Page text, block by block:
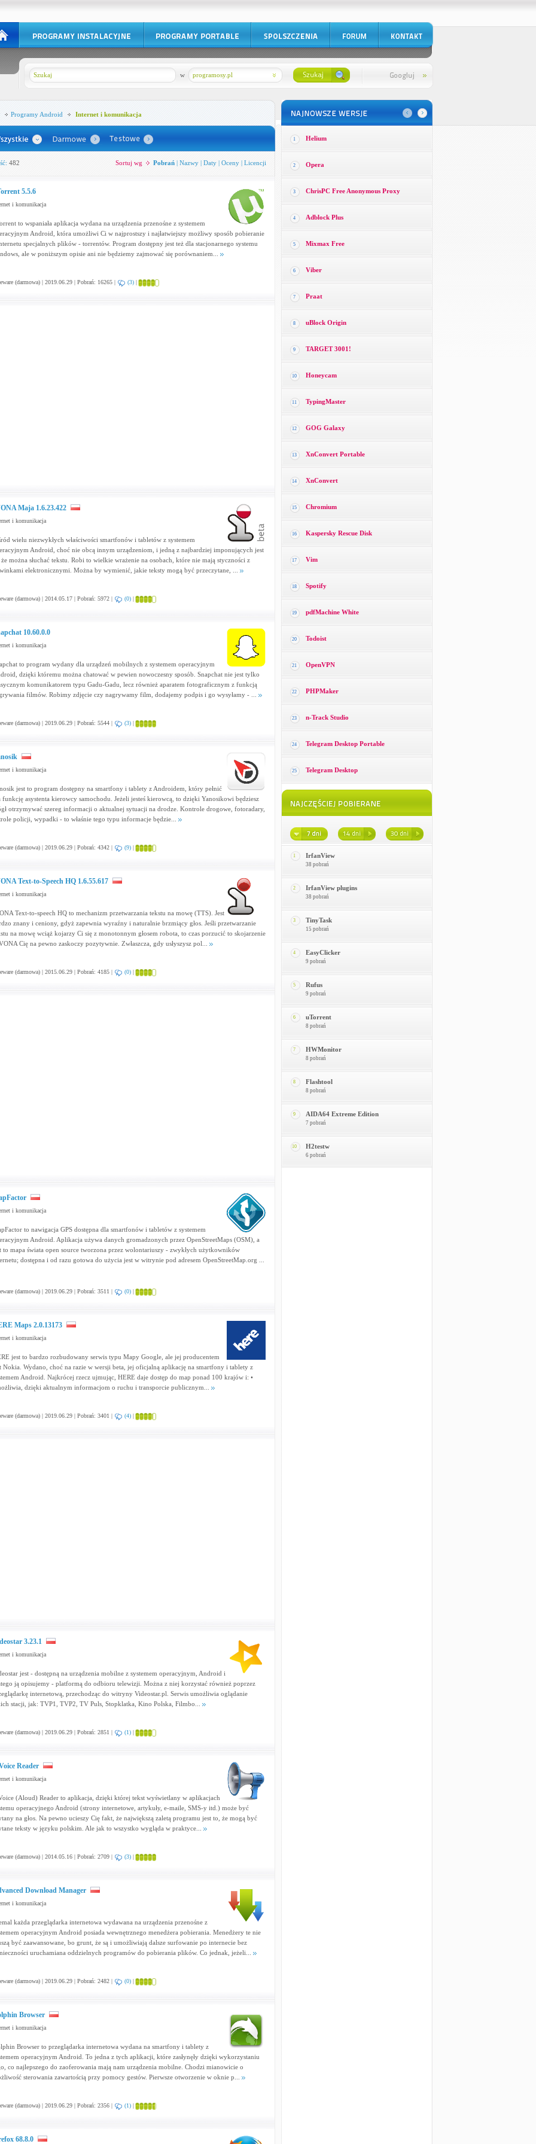
programosy.pl
w
ProgramyAndroid Internet i komunikacja
482 Sortuj wg Pobrań| Nazwy| Daty| Oceny| Licencji
5.5.6
i komunikacja
to wspaniała aplikacja wydana na urządzenia przenośne z systemem
Android, która umożliwi Ci w najprostszy i najłatwiejszy możliwy sposób pobieranie
specjalnych plików - torrentów. Program dostępny jest też dla stacjonarnego systemu
ale w poniższym opisie ani nie będziemy zajmować się porównaniem...
(darmowa) | 2019.06.29 | Pobrań: 16265 | (3)|
Maja 1.6.23.422
i komunikacja
wielu niezwykłych właściwości smartfonów i tabletów z systemem
Android, choć nie obcą innym urządzeniom, i jedną z najbardziej imponujących jest
można słuchać tekstu. Robi to wielkie wrażenie na osobach, które nie mają styczności z
elektronicznymi. Można by wymienić, jakie teksty mogą być przeczytane, ...
(darmowa) | 2014.05.17 | Pobrań: 5972 | (0)|
10.60.0.0
i komunikacja
to program wydany dla urządzeń mobilnych z systemem operacyjnym
dzięki któremu można chatować w pewien nowoczesny sposób. Snapchat nie jest tylko
komunikatorem typu Gadu-Gadu, lecz również aparatem fotograficznym z funkcją
filmów. Robimy zdjęcie czy nagrywamy film, dodajemy podpis i go wysyłamy - ...
(darmowa) | 2019.06.29 | Pobrań: 5544 | (3)|
i komunikacja
jest to program dostępny na smartfony i tablety z Androidem, który pełnić
funkcję asystenta kierowcy samochodu. Jeżeli jesteś kierowcą, to dzięki Yanosikowi będziesz
otrzymywać szereg informacji o aktualnej sytuacji na drodze. Kontrole drogowe, fotoradary,
policji, wypadki - to właśnie tego typu informacje będzie...
(darmowa) | 2019.06.29 | Pobrań: 4342 | (9)|
Text-to-Speech HQ 1.6.55.617
i komunikacja
Text-to-speech HQ to mechanizm przetwarzania tekstu na mowę (TTS). Jest
znany i ceniony, gdyż zapewnia wyraźny i naturalnie brzmiący głos. Jeśli przetwarzanie
na mowę wciąż kojarzy Ci się z monotonnym głosem robota, to czas porzucić to skojarzenie
Cię na pewno zaskoczy pozytywnie. Zwłaszcza, gdy usłyszysz pol...
(darmowa) | 2015.06.29 | Pobrań: 4185 | (0)|
i komunikacja
to nawigacja GPS dostępna dla smartfonów i tabletów z systemem
Android. Aplikacja używa danych gromadzonych przez OpenStreetMaps (OSM), a
to mapa świata open source tworzona przez wolontariuszy - zwykłych użytkowników
dostępna i od razu gotowa do użycia jest w witrynie pod adresem OpenStreetMap.org ...
(darmowa) | 2019.06.29 | Pobrań: 3511 | (0)|
Maps 2.0.13173
i komunikacja
jest to bardzo rozbudowany serwis typu Mapy Google, ale jej producentem
Nokia. Wydano, choć na razie w wersji beta, jej oficjalną aplikację na smartfony i tablety z
Android. Najkrócej rzecz ujmując, HERE daje dostęp do map ponad 100 krajów i: •
dzięki aktualnym informacjom o ruchu i transporcie publicznym...
(darmowa) | 2019.06.29 | Pobrań: 3401 | (4)|
3.23.1
i komunikacja
jest - dostępną na urządzenia mobilne z systemem operacyjnym, Android i
ją opisujemy - platformą do odbioru telewizji. Można z niej korzystać również poprzez
internetową, przechodząc do witryny Videostar.pl. Serwis umożliwia oglądanie
stacji, jak: TVP1, TVP2, TV Puls, Stopklatka, Kino Polska, Filmbo...
(darmowa) | 2019.06.29 | Pobrań: 2851 | (1)|
Reader
i komunikacja
(Aloud) Reader to aplikacja, dzięki której tekst wyświetlany w aplikacjach
operacyjnego Android (strony internetowe, artykuły, e-maile, SMS-y itd.) może być
na głos. Na pewno ucieszy Cię fakt, że największą zaletą programu jest to, że mogą być
teksty w języku polskim. Ale jak to wszystko wygląda w praktyce...
(darmowa) | 2014.05.16 | Pobrań: 2709 | (3)|
Download Manager
i komunikacja
każda przeglądarka internetowa wydawana na urządzenia przenośne z
operacyjnym Android posiada wewnętrznego menedżera pobierania. Menedżery te nie
być zaawansowane, bo grunt, że są i umożliwiają dalsze surfowanie po internecie bez
uruchamiana oddzielnych programów do pobierania plików. Co jednak, jeżeli...
(darmowa) | 2019.06.29 | Pobrań: 2482 | (0)|
Browser
i komunikacja
Browser to przeglądarka internetowa wydana na smartfony i tablety z
operacyjnym Android. To jedna z tych aplikacji, które zasłynęły dzięki wykorzystaniu
co najlepszego do zaoferowania mają nam urządzenia mobilne. Chodzi mianowicie o
sterowania zawartością przy pomocy gestów. Pierwsze otworzenie w oknie p...
(darmowa) | 2019.06.29 | Pobrań: 2356 | (1)|
68.8.0
1 Helium
2 Opera
3 ChrisPC Free Anonymous Proxy
4 Adblock Plus
5 Mixmax Free
6 Viber
7 Praat
8 uBlock Origin
9 TARGET 3001!
10 Honeycam
11 TypingMaster
12 GOG Galaxy
13 XnConvert Portable
14 XnConvert
15 Chromium
16 Kaspersky Rescue Disk
17 Vim
18 Spotify
19 pdfMachine White
20 Todoist
21 OpenVPN
22 PHPMaker
23 n-Track Studio
24 Telegram Desktop Portable
25 Telegram Desktop
1 IrfanView
38 pobrań
2 IrfanView plugins
38 pobrań
3 TinyTask
15 pobrań
4 EasyClicker
9 pobrań
5 Rufus
9 pobrań
6 uTorrent
8 pobrań
7 HWMonitor
8 pobrań
8 Flashtool
8 pobrań
9 AIDA64 Extreme Edition
7 pobrań
10 H2testw
6 pobrań